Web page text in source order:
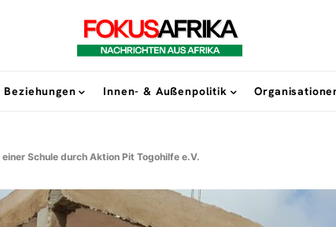
Innen- & Außenpolitik
einer Schule durch Aktion Pit Togohilfe e.V.